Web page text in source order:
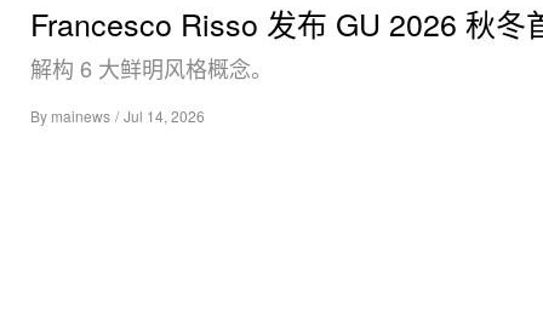
Francesco Risso 发布 GU 2026 秋冬
解构 6 大鲜明风格概念。
By mainews / Jul 14, 2026